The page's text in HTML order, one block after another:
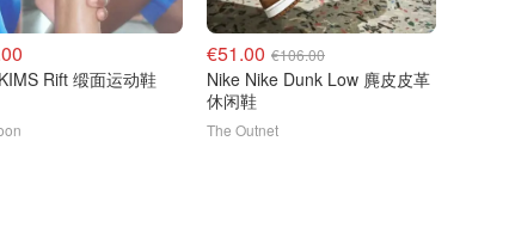
Rift 缎面运动鞋
€51.00 €106.00
Nike Nike Dunk Low 麂皮皮革
休闲鞋
The Outnet